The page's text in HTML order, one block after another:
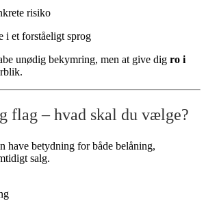
risiko
i et forståeligt sprog
unødig bekymring, men at give dig ro i
flag – hvad skal du vælge?
have betydning for både belåning,
salg.